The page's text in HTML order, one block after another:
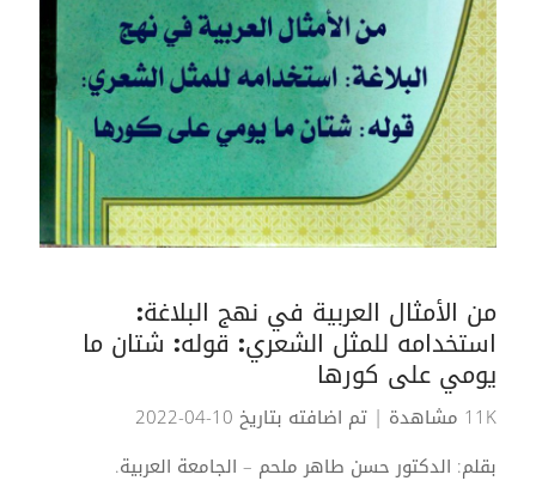
من الأمثال العربية في نهج البلاغة:
استخدامه للمثل الشعري: قوله: شتان ما
يومي على كورها
11K مشاهدة
| تم اضافته بتاريخ 10-04-2022
بقلم: الدكتور حسن طاهر ملحم – الجامعة العربية.